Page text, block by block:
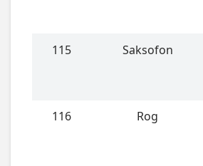
115 Saksofon
116 Rog